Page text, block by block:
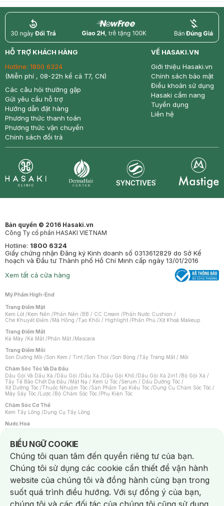
return nowfree price
HỖ TRỢ KHÁCH HÀNG
Hotline: 1800 6324
(Miễn phí , 08-22h kể cả T7, CN)
Các câu hỏi thường gặp
Gửi yêu cầu hỗ trợ
Hướng dẫn đặt hàng
Phương thức thanh toán
Phương thức vận chuyển
Chính sách đổi trả
VỀ HASAKI.VN
Giới thiệu Hasaki.vn
Chính sách bảo mật
Điều khoản sử dụng
Hasaki cẩm nang
Tuyển dụng
Liên hệ
Bản quyền © 2016 Hasaki.vn
Công Ty cổ phần HASAKI VIETNAM
Hotline: 1800 6324
Giấy chứng nhận Đăng ký Kinh doanh số 0313612829 do Sở Kế
hoạch và Đầu tư Thành phố Hồ Chí Minh cấp ngày 13/01/2016
Xem tất cả cửa hàng
Mỹ Phẩm High-End
Trang Điểm Mặt
Kem Lót /Kem Nền /Phấn Nền /BB / CC Cream /Phấn Nước Cushion /
Che Khuyết Điểm /Má Hồng /Tạo Khối / Highlight /Phấn Phủ /Xịt Khoá Makeup
Trang Điểm Mắt
Kẻ Mày /Kẻ Mắt /Phấn Mắt /Mascara
Trang Điểm Môi
Son Dưỡng Môi /Son Kem / Tint /Son Thỏi /Son Bóng /Tẩy Trang Mắt / Môi
Chăm Sóc Tóc Và Da Đầu
Dầu Gội Và Dầu Xả /Dầu Gội /Dầu Xả /Dầu Gội Khô /Dầu Gội Xả 2in1 /Bộ Gội Xả /
Tẩy Tế Bào Chết Da Đầu /Mặt Nạ / Kem Ủ Tóc /Serum / Dầu Dưỡng Tóc /
Xịt Dưỡng Tóc /Thuốc Nhuộm Tóc /Sản Phẩm Tạo Kiểu Tóc /Dụng Cụ Chăm Sóc Tóc /
Máy Sấy Tóc /Lược /Bộ Chăm Sóc Tóc /Phụ Kiện Tóc
Chăm Sóc Cơ Thể
Kem Tẩy Lông /Dụng Cụ Tẩy Lông
Nước Hoa
Nước Hoa Nữ
Chăm Sóc Cá Nhân
Chống Muỗi /Khẩu Trang /Máy Massage/Mặt Nạ Xông Hơi /Nước Rửa Tay/
Sản Phẩm Chăm Sóc Khác /Bàn Chải Đánh Răng /Bàn Chải Điện/
Hỗ Trợ Trắng Răng/Kem Đánh Răng /Máy Tăm Nước/ Nước Súc Miệng/
Tăm / Chỉ Nha Khoa/ Xịt Thơm Miệng / Dung Dịch Vệ Sinh/Dưỡng Vùng Kín/
Khăn Ướt Vệ Sinh Vùng Kín/Băng Vệ Sinh/Tampon/Bọt Cạo Râu /Dao Cạo Râu/
Máy Cạo Râu
Vấn Đề Về Da
Da Dầu / Lỗ Chân Lông To/ Da Khô / Mất Nước/ Da Lão Hóa/ Da Mụn/
BIỂU NGỮ COOKIE
Notice about cookies usage
Chúng tôi quan tâm đến quyền riêng tư của bạn.
Chúng tôi sử dụng các cookie cần thiết để vận hành
website của chúng tôi và đồng hành cùng bạn trong
suốt quá trình điều hướng. Với sự đồng ý của bạn,
chúng tôi và các đối tác của chúng tôi cũng sử dụng